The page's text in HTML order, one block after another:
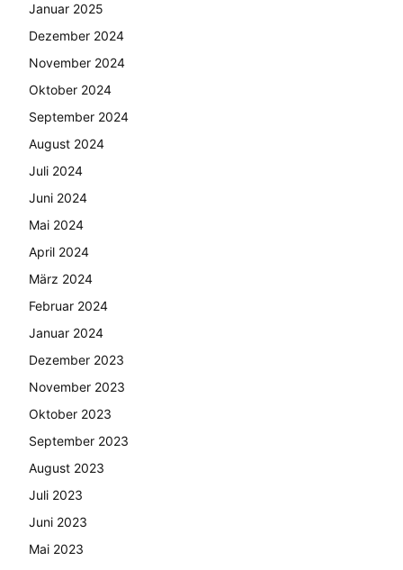
Januar 2025
Dezember 2024
November 2024
Oktober 2024
September 2024
August 2024
Juli 2024
Juni 2024
Mai 2024
April 2024
März 2024
Februar 2024
Januar 2024
Dezember 2023
November 2023
Oktober 2023
September 2023
August 2023
Juli 2023
Juni 2023
Mai 2023